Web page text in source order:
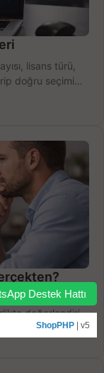
lisans türü,
doğru seçimi
bütçe,
değerlendirin,
Destek Hattı
ShopPHP | v5